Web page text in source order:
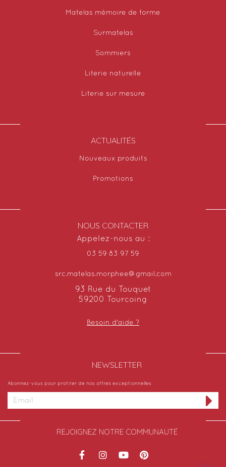
Matelas mémoire de forme
Surmatelas
Sommiers
Literie naturelle
Literie sur mesure
ACTUALITÉS
Nouveaux produits
Promotions
NOUS CONTACTER
Appelez-nous au :
03 59 83 97 59
src.matelas.morphee@gmail.com
93 Rue du Touquet
59200 Tourcoing
Besoin d'aide ?
NEWSLETTER​
Abonnez-vous pour profiter de nos offres exceptionnelles
REJOIGNEZ NOTRE COMMUNAUTÉ